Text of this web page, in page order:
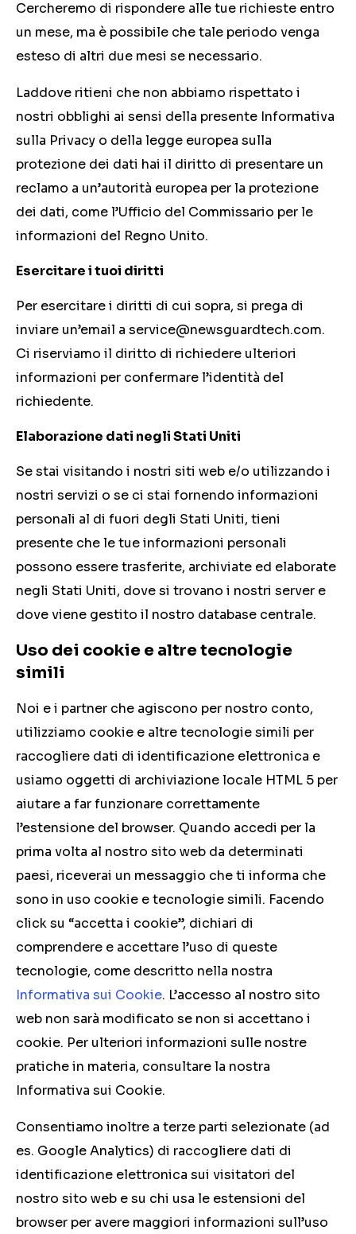
Cercheremo di rispondere alle tue richieste entro
un mese, ma è possibile che tale periodo venga
esteso di altri due mesi se necessario.
Laddove ritieni che non abbiamo rispettato i
nostri obblighi ai sensi della presente Informativa
sulla Privacy o della legge europea sulla
protezione dei dati hai il diritto di presentare un
reclamo a un’autorità europea per la protezione
dei dati, come l’Ufficio del Commissario per le
informazioni del Regno Unito.
Esercitare i tuoi diritti
Per esercitare i diritti di cui sopra, si prega di
inviare un’email a service@newsguardtech.com.
Ci riserviamo il diritto di richiedere ulteriori
informazioni per confermare l’identità del
richiedente.
Elaborazione dati negli Stati Uniti
Se stai visitando i nostri siti web e/o utilizzando i
nostri servizi o se ci stai fornendo informazioni
personali al di fuori degli Stati Uniti, tieni
presente che le tue informazioni personali
possono essere trasferite, archiviate ed elaborate
negli Stati Uniti, dove si trovano i nostri server e
dove viene gestito il nostro database centrale.
Uso dei cookie e altre tecnologie
simili
Noi e i partner che agiscono per nostro conto,
utilizziamo cookie e altre tecnologie simili per
raccogliere dati di identificazione elettronica e
usiamo oggetti di archiviazione locale HTML 5 per
aiutare a far funzionare correttamente
l’estensione del browser. Quando accedi per la
prima volta al nostro sito web da determinati
paesi, riceverai un messaggio che ti informa che
sono in uso cookie e tecnologie simili. Facendo
click su “accetta i cookie”, dichiari di
comprendere e accettare l’uso di queste
tecnologie, come descritto nella nostra
Informativa sui Cookie. L’accesso al nostro sito
web non sarà modificato se non si accettano i
cookie. Per ulteriori informazioni sulle nostre
pratiche in materia, consultare la nostra
Informativa sui Cookie.
Consentiamo inoltre a terze parti selezionate (ad
es. Google Analytics) di raccogliere dati di
identificazione elettronica sui visitatori del
nostro sito web e su chi usa le estensioni del
browser per avere maggiori informazioni sull’uso